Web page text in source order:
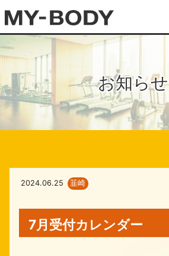
お知らせ
2024.06.25 韮崎
7月受付カレンダー